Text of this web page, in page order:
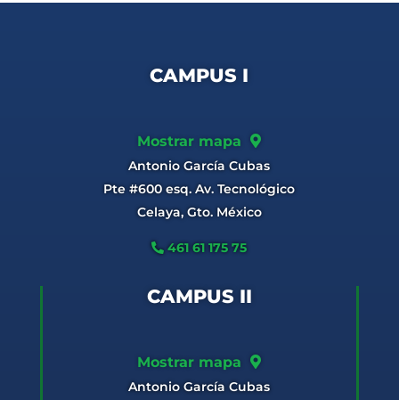
CAMPUS I
Mostrar mapa
Antonio García Cubas
Pte #600 esq. Av. Tecnológico
Celaya, Gto. México
461 61 175 75
CAMPUS II
Mostrar mapa
Antonio García Cubas